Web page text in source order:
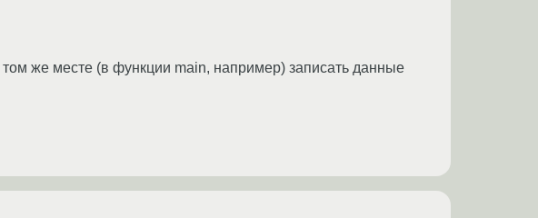
же месте (в функции main, например) записать данные